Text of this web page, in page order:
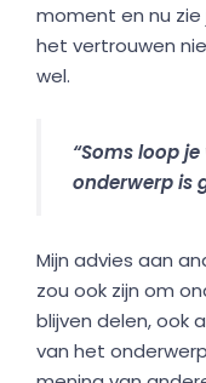
moment en nu
het vertrouwen
wel.
“Soms loop
onderwerp is
Mijn advies aan
zou ook zijn om
blijven delen, ook
van het